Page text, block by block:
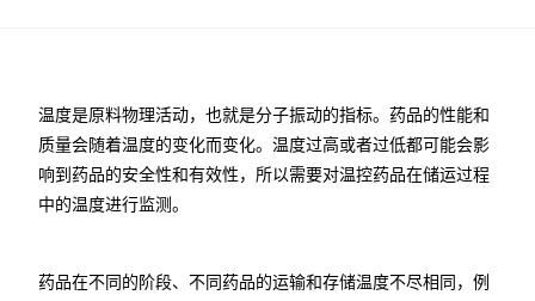
温度是原料物理活动，也就是分子振动的指标。药品的性能和
质量会随着温度的变化而变化。温度过高或者过低都可能会影
响到药品的安全性和有效性，所以需要对温控药品在储运过程
中的温度进行监测。
药品在不同的阶段、不同药品的运输和存储温度不尽相同，例